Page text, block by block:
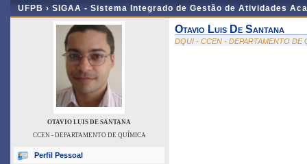
UFPB › SIGAA - Sistema Integrado de Gestão de Atividades
OTAVIO LUIS DE SANTANA
CCEN - DEPARTAMENTO DE QUÍMICA
Perfil Pessoal
Otavio Luis De Santana
DQUI - CCEN - DEPARTAMENTO DE